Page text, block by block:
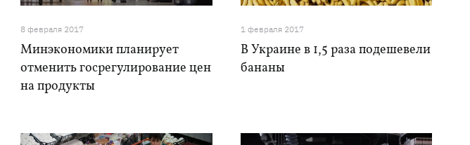
8 февраля 2017
Минэкономики планирует
отменить госрегулирование цен
на продукты
1 февраля 2017
В Украине в 1,5 раза подешевели
бананы